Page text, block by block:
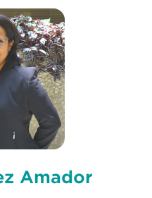
Amador